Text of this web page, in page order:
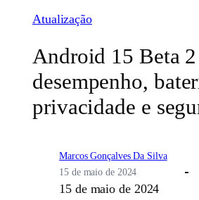
Atualização
Android 15 Beta
desempenho,
privacidade e
Marcos Gonçalves Da Silva
15 de maio de 2024
15 de maio de 2024